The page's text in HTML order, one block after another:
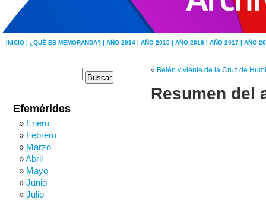
INICIO | ¿QUÉ ES MEMORANDA? | AÑO 2014 | AÑO 2015 | AÑO 2016 | AÑO 2017 | AÑO
« Belén viviente de la Cruz de
Resumen del
Efemérides
Enero
Febrero
Marzo
Abril
Mayo
Junio
Julio